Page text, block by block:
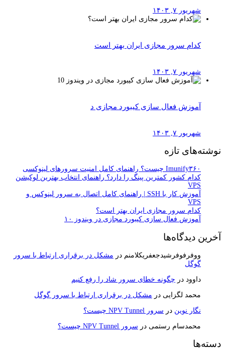
شهریور ۷, ۱۴۰۳
کدام سرور مجازی ایران بهتر است
شهریور ۷, ۱۴۰۳
آموزش فعال سازی کیبورد مجازی د
شهریور ۷, ۱۴۰۳
نوشته‌های تازه
Imunify۳۶۰ چیست؟ راهنمای کامل امنیت سرورهای لینوکسی
کدام کشور کمترین پینگ را دارد؟ راهنمای انتخاب بهترین لوکیشن
VPS
آموزش کار با SSH | راهنمای کامل اتصال به سرور لینوکس و
VPS
کدام سرور مجازی ایران بهتر است؟
آموزش فعال سازی کیبورد مجازی در ویندوز ۱۰
آخرین دیدگاه‌ها
ووفرفوفرشیدجعفریکلامنم در مشکل در برقراری ارتباط با سرور
گوگل
داوود در چگونه خطای سرور شاد را رفع کنیم
محمد لگزایی در مشکل در برقراری ارتباط با سرور گوگل
نگار نوین در سرور NPV Tunnel چیست؟
محمدسام رستمی در سرور NPV Tunnel چیست؟
دسته‌ها